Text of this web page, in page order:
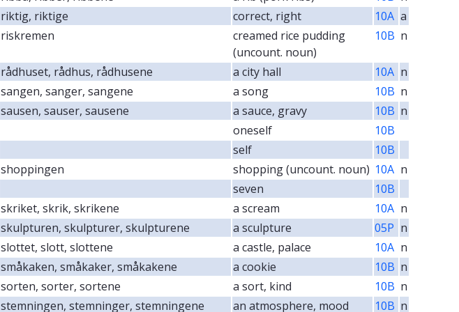
riktig, riktige correct, right 10A a
riskremen
creamed rice pudding
(uncount. noun)
10B n
rådhuset, rådhus, rådhusene a city hall 10A n
sangen, sanger, sangene a song 10B n
sausen, sauser, sausene a sauce, gravy 10B n
oneself
10B
self
10B
shoppingen shopping (uncount. noun) 10A n
seven
10B
skriket, skrik, skrikene a scream 10A n
skulpturen, skulpturer, skulpturene a sculpture 05P n
slottet, slott, slottene a castle, palace 10A n
småkaken, småkaker, småkakene a cookie 10B n
sorten, sorter, sortene a sort, kind 10B n
stemningen, stemninger, stemningene an atmosphere, mood 10B n